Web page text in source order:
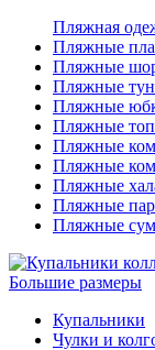
Пляжная
Пляжные
Пляжные
Пляжные
Пляжные
Пляжные
Пляжные
Пляжные
Пляжные
Пляжные
Пляжные
Большие размеры
Купальники
Чулки и